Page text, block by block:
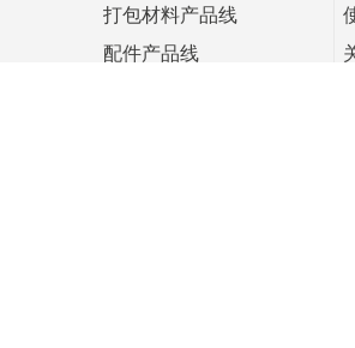
打包材料产品线
配件产品线